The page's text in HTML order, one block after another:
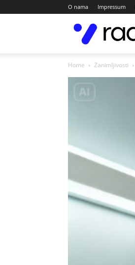
O nama Impressum
Home Zanimljivosti